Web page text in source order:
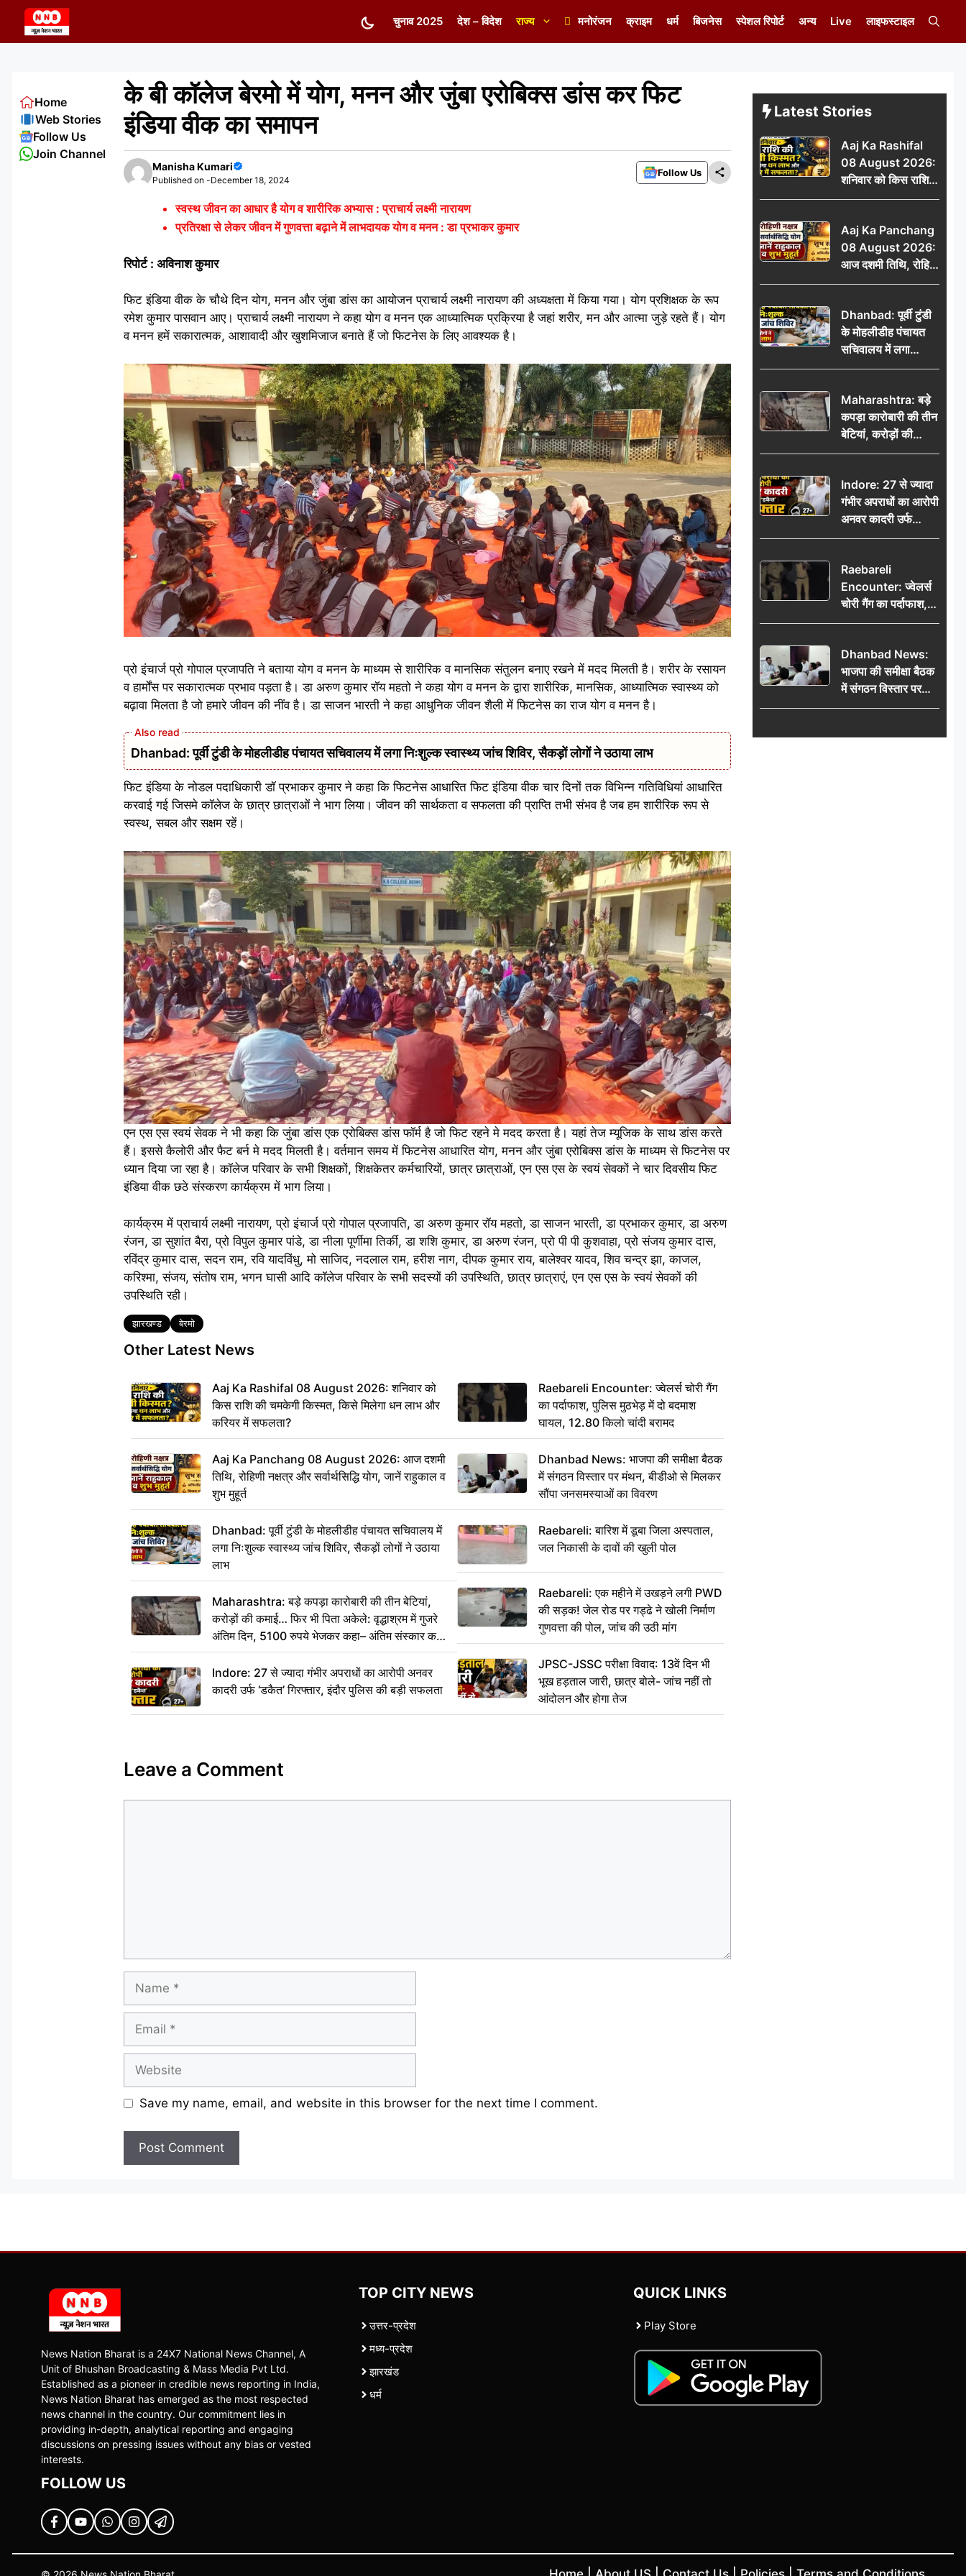
content
चुनाव 2025 देश – विदेश राज्य मनोरंजन क्राइम धर्म बिजनेस स्पेशल रिपोर्ट अन्य Live लाइफस्टाइल
के बी कॉलेज बेरमो में योग, मनन और जुंबा एरोबिक्स डांस कर फिट
इंडिया वीक का समापन
Manisha Kumari
Published on -December 18, 2024
Follow Us
स्वस्थ जीवन का आधार है योग व शारीरिक अभ्यास : प्राचार्य लक्ष्मी नारायण
प्रतिरक्षा से लेकर जीवन में गुणवत्ता बढ़ाने में लाभदायक योग व मनन : डा प्रभाकर कुमार
रिपोर्ट : अविनाश कुमार
फिट इंडिया वीक के चौथे दिन योग, मनन और जुंबा डांस का आयोजन प्राचार्य लक्ष्मी नारायण की अध्यक्षता में किया गया। योग प्रशिक्षक के रूप
रमेश कुमार पासवान आए। प्राचार्य लक्ष्मी नारायण ने कहा योग व मनन एक आध्यात्मिक प्रक्रिया है जहां शरीर, मन और आत्मा जुड़े रहते हैं। योग
व मनन हमें सकारात्मक, आशावादी और खुशमिजाज बनाते हैं जो फिटनेस के लिए आवश्यक है।
प्रो इंचार्ज प्रो गोपाल प्रजापति ने बताया योग व मनन के माध्यम से शारीरिक व मानसिक संतुलन बनाए रखने में मदद मिलती है। शरीर के रसायन
व हार्मोंस पर सकारात्मक प्रभाव पड़ता है। डा अरुण कुमार रॉय महतो ने कहा योग व मनन के द्वारा शारीरिक, मानसिक, आध्यात्मिक स्वास्थ्य को
बढ़ावा मिलता है जो हमारे जीवन की नींव है। डा साजन भारती ने कहा आधुनिक जीवन शैली में फिटनेस का राज योग व मनन है।
Dhanbad: पूर्वी टुंडी के मोहलीडीह पंचायत सचिवालय में लगा निःशुल्क स्वास्थ्य जांच शिविर, सैकड़ों लोगों ने उठाया लाभ
फिट इंडिया के नोडल पदाधिकारी डॉ प्रभाकर कुमार ने कहा कि फिटनेस आधारित फिट इंडिया वीक चार दिनों तक विभिन्न गतिविधियां आधारित
करवाई गई जिसमे कॉलेज के छात्र छात्राओं ने भाग लिया। जीवन की सार्थकता व सफलता की प्राप्ति तभी संभव है जब हम शारीरिक रूप से
स्वस्थ, सबल और सक्षम रहें।
एन एस एस स्वयं सेवक ने भी कहा कि जुंबा डांस एक एरोबिक्स डांस फॉर्म है जो फिट रहने मे मदद करता है। यहां तेज म्यूजिक के साथ डांस करते
हैं। इससे कैलोरी और फैट बर्न मे मदद मिलती है। वर्तमान समय में फिटनेस आधारित योग, मनन और जुंबा एरोबिक्स डांस के माध्यम से फिटनेस पर
ध्यान दिया जा रहा है। कॉलेज परिवार के सभी शिक्षकों, शिक्षकेतर कर्मचारियों, छात्र छात्राओं, एन एस एस के स्वयं सेवकों ने चार दिवसीय फिट
इंडिया वीक छठे संस्करण कार्यक्रम में भाग लिया।
कार्यक्रम में प्राचार्य लक्ष्मी नारायण, प्रो इंचार्ज प्रो गोपाल प्रजापति, डा अरुण कुमार रॉय महतो, डा साजन भारती, डा प्रभाकर कुमार, डा अरुण
रंजन, डा सुशांत बैरा, प्रो विपुल कुमार पांडे, डा नीला पूर्णीमा तिर्की, डा शशि कुमार, डा अरुण रंजन, प्रो पी पी कुशवाहा, प्रो संजय कुमार दास,
रविंद्र कुमार दास, सदन राम, रवि यादविंधु, मो साजिद, नदलाल राम, हरीश नाग, दीपक कुमार राय, बालेश्वर यादव, शिव चन्द्र झा, काजल,
करिश्मा, संजय, संतोष राम, भगन घासी आदि कॉलेज परिवार के सभी सदस्यों की उपस्थिति, छात्र छात्राएं, एन एस एस के स्वयं सेवकों की
उपस्थिति रही।
Tags
झारखण्ड बेरमो
Other Latest News
Aaj Ka Rashifal 08 August 2026: शनिवार को
किस राशि की चमकेगी किस्मत, किसे मिलेगा धन लाभ और
करियर में सफलता?
Aaj Ka Panchang 08 August 2026: आज दशमी
तिथि, रोहिणी नक्षत्र और सर्वार्थसिद्धि योग, जानें राहुकाल व
शुभ मुहूर्त
Dhanbad: पूर्वी टुंडी के मोहलीडीह पंचायत सचिवालय में
लगा निःशुल्क स्वास्थ्य जांच शिविर, सैकड़ों लोगों ने उठाया
लाभ
Maharashtra: बड़े कपड़ा कारोबारी की तीन बेटियां,
करोड़ों की कमाई… फिर भी पिता अकेले: वृद्धाश्रम में गुजरे
अंतिम दिन, 5100 रुपये भेजकर कहा– अंतिम संस्कार कर
दीजिए हम नहीं आ पाएंगे
Indore: 27 से ज्यादा गंभीर अपराधों का आरोपी अनवर
कादरी उर्फ ‘डकैत’ गिरफ्तार, इंदौर पुलिस की बड़ी सफलता
Raebareli Encounter: ज्वेलर्स चोरी गैंग
का पर्दाफाश, पुलिस मुठभेड़ में दो बदमाश
घायल, 12.80 किलो चांदी बरामद
Dhanbad News: भाजपा की समीक्षा बैठक
में संगठन विस्तार पर मंथन, बीडीओ से मिलकर
सौंपा जनसमस्याओं का विवरण
Raebareli: बारिश में डूबा जिला अस्पताल,
जल निकासी के दावों की खुली पोल
Raebareli: एक महीने में उखड़ने लगी PWD
की सड़क! जेल रोड पर गड्ढे ने खोली निर्माण
गुणवत्ता की पोल, जांच की उठी मांग
JPSC-JSSC परीक्षा विवाद: 13वें दिन भी
भूख हड़ताल जारी, छात्र बोले- जांच नहीं तो
आंदोलन और होगा तेज
Leave a Comment
Name
Email
Website
Save my name, email, and website in this browser for the next time I comment.
Home
Web Stories
Follow Us
Join Channel
Latest Stories
Aaj Ka Rashifal
08 August 2026:
शनिवार को किस राशि
की चमकेगी किस्मत,
और करियर में सफलता?
Aaj Ka Panchang
08 August 2026:
आज दशमी तिथि, रोहिणी
नक्षत्र और सर्वार्थसिद्धि
शुभ मुहूर्त
Dhanbad: पूर्वी टुंडी
के मोहलीडीह पंचायत
सचिवालय में लगा
निःशुल्क स्वास्थ्य जांच
उठाया लाभ
Maharashtra: बड़े
कपड़ा कारोबारी की तीन
बेटियां, करोड़ों की
कमाई… फिर भी पिता
अंतिम दिन, 5100 रुपये
भेजकर कहा– अंतिम
संस्कार कर दीजिए हम
नहीं आ पाएंगे
Indore: 27 से ज्यादा
गंभीर अपराधों का आरोपी
अनवर कादरी उर्फ
‘डकैत’ गिरफ्तार, इंदौर
Raebareli
Encounter: ज्वेलर्स
चोरी गैंग का पर्दाफाश,
पुलिस मुठभेड़ में दो
किलो चांदी बरामद
Dhanbad News:
भाजपा की समीक्षा बैठक
में संगठन विस्तार पर
मंथन, बीडीओ से
जनसमस्याओं का विवरण
News Nation Bharat is a 24X7 National News Channel, A
Unit of Bhushan Broadcasting & Mass Media Pvt Ltd.
Established as a pioneer in credible news reporting in India,
News Nation Bharat has emerged as the most respected
news channel in the country. Our commitment lies in
providing in-depth, analytical reporting and engaging
discussions on pressing issues without any bias or vested
interests.
FOLLOW US
TOP CITY NEWS
उत्तर-प्रदेश
मध्य-प्रदेश
झारखंड
धर्म
QUICK LINKS
Play Store